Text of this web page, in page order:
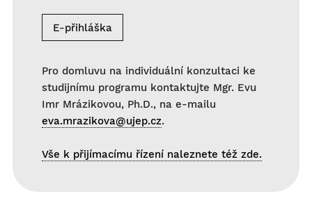
E-přihláška
Pro domluvu na individuální konzultaci ke
studijnímu programu kontaktujte Mgr. Evu
Imr Mrázikovou, Ph.D., na e-mailu
eva.mrazikova@ujep.cz.
Vše k přijímacímu řízení naleznete též zde.